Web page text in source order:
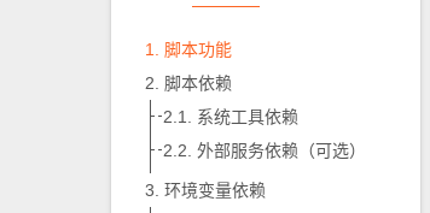
脚本功能
脚本依赖
系统工具依赖
外部服务依赖（可选）
环境变量依赖